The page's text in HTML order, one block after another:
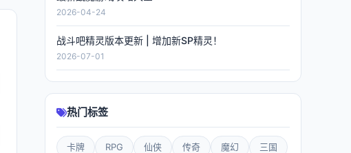
2026-04-24
战斗吧精灵版本更新 | 增加新SP精灵！
2026-07-01
热门标签
卡牌 RPG 仙侠 传奇 魔幻 三国